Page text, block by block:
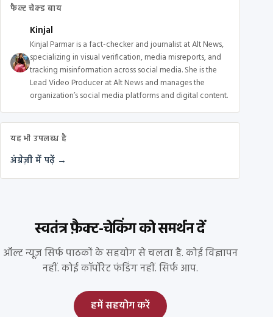
फैक्ट चेक्ड बाय
Kinjal
Kinjal Parmar is a fact-checker and journalist at Alt News,
specializing in visual verification, media misreports, and
tracking misinformation across social media. She is the
Lead Video Producer at Alt News and manages the
organization’s social media platforms and digital content.
यह भी उपलब्ध है
अंग्रेज़ी में पढ़ें →
स्वतंत्र फ़ैक्ट-चेकिंग को समर्थन दें
ऑल्ट न्यूज़ सिर्फ पाठकों के सहयोग से चलता है. कोई विज्ञापन
नहीं. कोई कॉर्पोरेट फंडिंग नहीं. सिर्फ आप.
हमें सहयोग करें